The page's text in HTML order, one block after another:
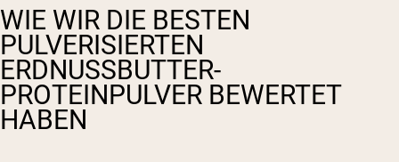
WIE WIR DIE BESTEN
PULVERISIERTEN
ERDNUSSBUTTER-
PROTEINPULVER BEWERTET
HABEN